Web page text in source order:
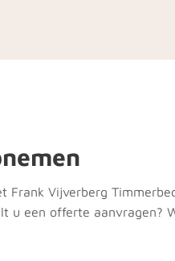
Frank Vijverberg
u een offerte aanvragen?